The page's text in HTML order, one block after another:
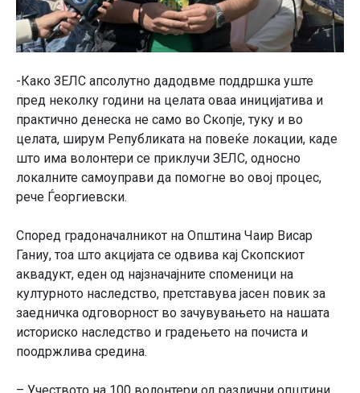
-Како ЗЕЛС апсолутно дадодвме поддршка уште
пред неколку години на целата оваа иницијатива и
практично денеска не само во Скопје, туку и во
целата, ширум Републиката на повеќе локации, каде
што има волонтери се приклучи ЗЕЛС, односно
локалните самоуправи да помогне во овој процес,
рече Ѓеоргиевски.
Според градоначалникот на Општина Чаир Висар
Ганиу, тоа што акцијата се одвива кај Скопскиот
аквадукт, еден од најзначајните споменици на
културното наследство, претставува јасен повик за
заедничка одговорност во зачувувањето на нашата
историско наследство и градењето на почиста и
поодржлива средина.